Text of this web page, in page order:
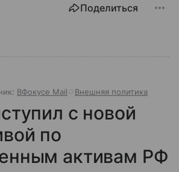
Поделиться
ВФокусе Mail Внешняя политика
с новой
по
активам РФ